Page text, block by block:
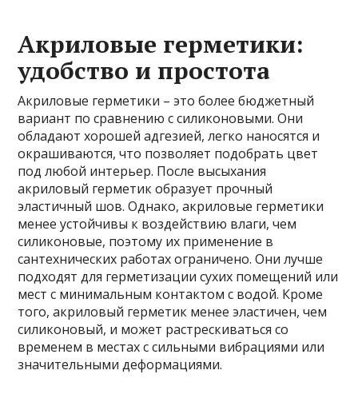
Акриловые герметики:
удобство и простота
Акриловые герметики – это более бюджетный
вариант по сравнению с силиконовыми. Они
обладают хорошей адгезией, легко наносятся и
окрашиваются, что позволяет подобрать цвет
под любой интерьер. После высыхания
акриловый герметик образует прочный
эластичный шов. Однако, акриловые герметики
менее устойчивы к воздействию влаги, чем
силиконовые, поэтому их применение в
сантехнических работах ограничено. Они лучше
подходят для герметизации сухих помещений или
мест с минимальным контактом с водой. Кроме
того, акриловый герметик менее эластичен, чем
силиконовый, и может растрескиваться со
временем в местах с сильными вибрациями или
значительными деформациями.